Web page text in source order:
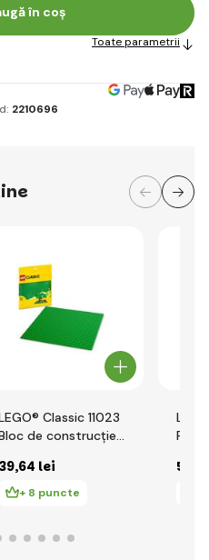
în coș
Toate parametrii
2210696
Classic 11023
de construcție
39,64 lei
+ 8 puncte
56